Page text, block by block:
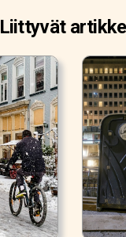
Liittyvät